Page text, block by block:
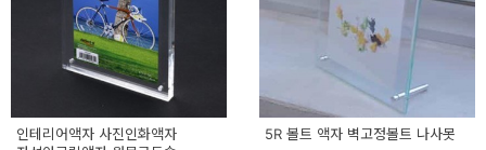
재/
인테리어액자 사진인화액자
5R 볼트 액자 벽고정볼트 나사못